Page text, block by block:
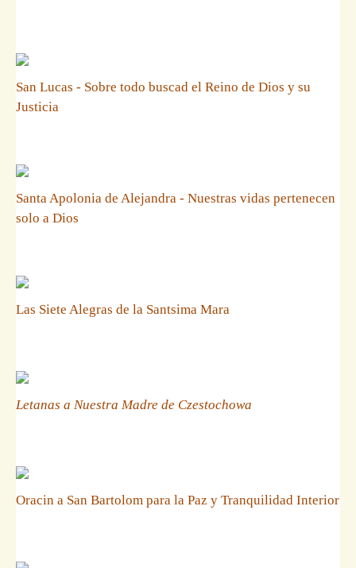
San Lucas - Sobre todo buscad el Reino de Dios y su
Justicia
Santa Apolonia de Alejandra - Nuestras vidas pertenecen
solo a Dios
Las Siete Alegras de la Santsima Mara
Letanas a Nuestra Madre de Czestochowa
Oracin a San Bartolom para la Paz y Tranquilidad Interior